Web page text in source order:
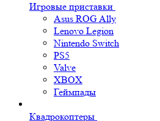
Игровые приставки
Asus ROG Ally
Lenovo Legion
Nintendo Switch
PS5
Valve
XBOX
Геймпады
Квадрокоптеры